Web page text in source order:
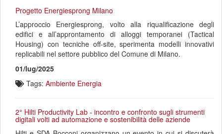
Progetto Energiesprong Milano
L’approccio Energiesprong, volto alla riqualificazione degli
edifici e all’approntamento di alloggi temporanei (Tactical
Housing) con tecniche off-site, sperimenta modelli innovativi
replicabili nel settore pubblico del Comune di Milano.
01/lug/2025
Tags: Ambiente Energia
2° Hilti Productivity Lab - incontro e confronto sugli strumenti
digitali volti ad automazione e sostenibilità delle aziende